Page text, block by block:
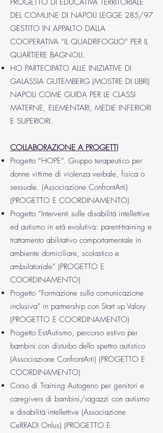
PROGETTO DI EDUCATIVA TERRITORIALE
DEL COMUNE DI NAPOLI LEGGE 285/97
GESTITO IN APPALTO DALLA
COOPERATIVA “IL QUADRIFOGLIO” PER IL
QUARTIERE BAGNOLI.
HO PARTECIPATO ALLE INIZIATIVE DI
GALASSIA GUTEMBERG (MOSTRE DI LIBRI)
NAPOLI COME GUIDA PER LE CLASSI
MATERNE, ELEMENTARI, MEDIE INFERIORI
E SUPERIORI.
COLLABORAZIONE A PROGETTI
Progetto “HOPE”. Gruppo terapeutico per
donne vittime di violenza verbale, fisica o
sessuale. (Associazione ConfrontArti)
(PROGETTO E COORDINAMENTO)
Progetto “Interventi sulle disabilità intellettive
ed autismo in età evolutiva: parent-training e
trattamento abilitativo comportamentale in
ambiente domiciliare, scolastico e
ambulatoriale” (PROGETTO E
COORDINAMENTO)
Progetto “Formazione sulla comunicazione
inclusiva” in partnership con Start up Valory
(PROGETTO E COORDINAMENTO)
Progetto EstAutismo, percorso estivo per
bambini con disturbo dello spettro autistico
(Associazione ConfrontArti) (PROGETTO E
COORDINAMENTO)
Corso di Training Autogeno per genitori e
caregivers di bambini/ragazzi con autismo
e disabilità intellettive (Associazione
CeRRADI Onlus) (PROGETTO E